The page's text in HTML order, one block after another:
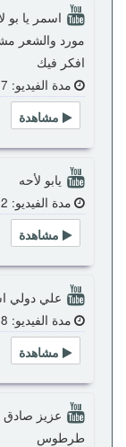
اسمر يا بو
مورد والشعر
افكر فيك
مدة الفيديو: 5:17
مشاهدة
يابو لأحه
مدة الفيديو: 7:22
مشاهدة
علي دولي
مدة الفيديو: 5:18
مشاهدة
عزيز صادق
طرطوس